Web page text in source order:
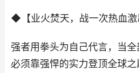
◆【业火焚天，战一次热血激
强者用拳头为自己代言，当
必须靠强悍的实力登顶全球